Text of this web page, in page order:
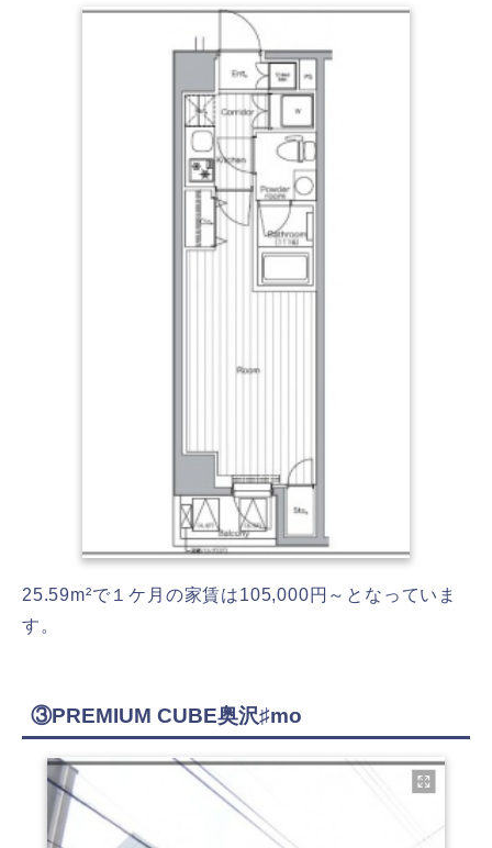
25.59m²で１ケ月の家賃は105,000円～となっていま
す。
③PREMIUM CUBE奥沢♯mo